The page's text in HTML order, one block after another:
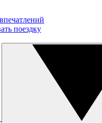
поездку